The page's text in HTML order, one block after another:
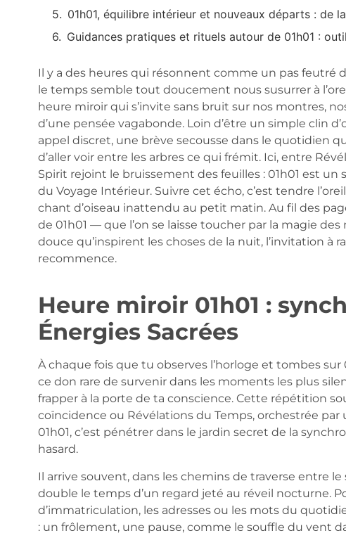
01h01, équilibre intérieur et nouveaux départs : de
Guidances pratiques et rituels autour de 01h01 :
Il y a des heures qui résonnent comme un pas feutré
le temps semble tout doucement nous susurrer à
heure miroir qui s’invite sans bruit sur nos montres,
d’une pensée vagabonde. Loin d’être un simple clin
appel discret, une brève secousse dans le quotidien
d’aller voir entre les arbres ce qui frémit. Ici, entre
Spirit rejoint le bruissement des feuilles : 01h01 est
du Voyage Intérieur. Suivre cet écho, c’est tendre
chant d’oiseau inattendu au petit matin. Au fil des
de 01h01 — que l’on se laisse toucher par la magie
douce qu’inspirent les choses de la nuit, l’invitation à
recommence.
Heure miroir 01h01 :
Énergies Sacrées
À chaque fois que tu observes l’horloge et tombes sur
ce don rare de survenir dans les moments les plus
frapper à la porte de ta conscience. Cette répétition
coïncidence ou Révélations du Temps, orchestrée
01h01, c’est pénétrer dans le jardin secret de la
hasard.
Il arrive souvent, dans les chemins de traverse entre
double le temps d’un regard jeté au réveil nocturne.
d’immatriculation, les adresses ou les mots du
: un frôlement, une pause, comme le souffle du vent